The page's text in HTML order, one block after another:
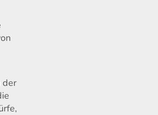
der